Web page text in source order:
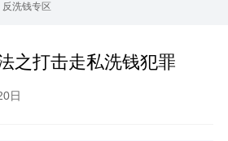
反洗钱专区
之打击走私洗钱犯罪
日